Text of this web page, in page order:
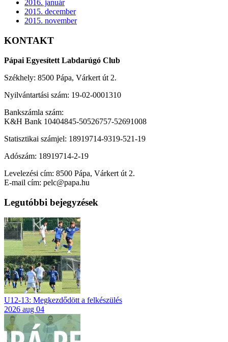
2016. január
2015. december
2015. november
KONTAKT
Pápai Egyesített Labdarúgó Club
Székhely: 8500 Pápa, Várkert út 2.
Nyilvántartási szám: 19-02-0001310
Bankszámla szám:
K&H Bank 10404845-50526757-52691008
Statisztikai számjel: 18919714-9319-521-19
Adószám: 18919714-2-19
Levelezési cím: 8500 Pápa, Várkert út 2.
E-mail cím: pelc@papa.hu
Legutóbbi bejegyzések
U12-13: Megkezdődött a felkészülés
2026 aug 04